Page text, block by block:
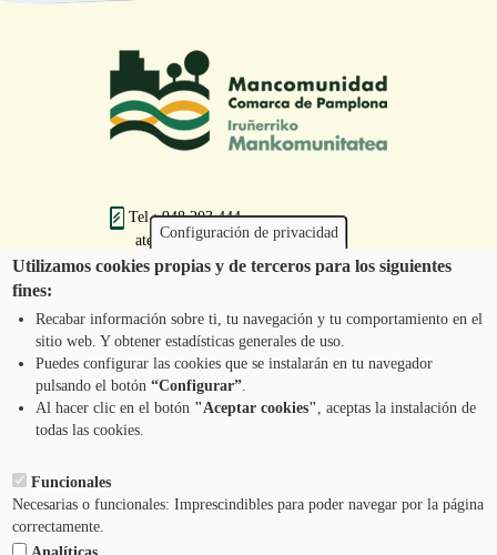
Tel.: 948 203 444
atencion@mancoeduca.com
de la Mancomunidad de la Comarca de
Pamplona
Pie
CONTÁCTANOS
CONDICIONES DEL SERVICIO
Configuración de privacidad
Utilizamos cookies propias y de terceros para los siguientes
fines:
Recabar información sobre ti, tu navegación y tu comportamiento en el
sitio web. Y obtener estadísticas generales de uso.
Puedes configurar las cookies que se instalarán en tu navegador
pulsando el botón“Configurar”.
Al hacer clic en el botón "Aceptar cookies", aceptas la instalación de
todas las cookies.
Funcionales
Necesarias o funcionales: Imprescindibles para poder navegar por la página
correctamente.